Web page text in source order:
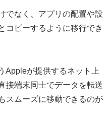
でなく、アプリの配置や設
コピーするように移行でき
Appleが提供するネット上
接端末同士でデータを転送
スムーズに移動できるのが